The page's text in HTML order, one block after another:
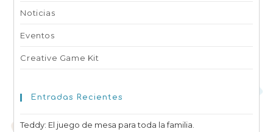
Noticias
Eventos
Creative Game Kit
Entradas Recientes
Teddy: El juego de mesa para toda la familia.